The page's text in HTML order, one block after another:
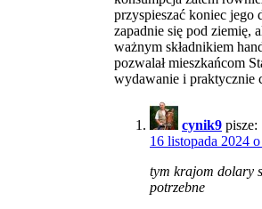
przyspieszać koniec jego
zapadnie się pod ziemię,
ważnym składnikiem
pozwalał mieszkańcom
wydawanie i praktycznie
cynik9 pisze:
16 listopada 2024
tym krajom dolary
potrzebne